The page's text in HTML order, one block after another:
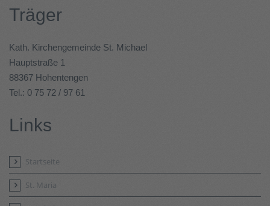
Träger
Kath. Kirchengemeinde St. Michael
Hauptstraße 1
88367 Hohentengen
Tel.: 0 75 72 / 97 61
Links
Startseite
St. Maria